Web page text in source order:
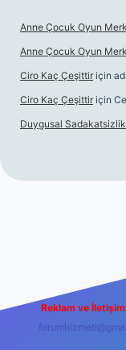
Anne Çocuk Oyun
Anne Çocuk Oyun
Ciro Kaç Çeşittir için
Ciro Kaç Çeşittir için
Duygusal
Reklam ve